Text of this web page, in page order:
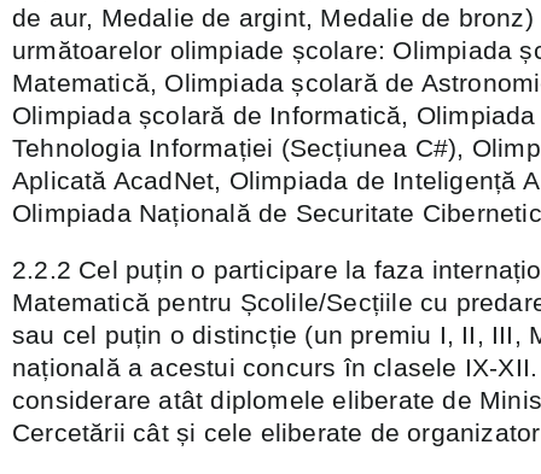
de aur, Medalie de argint, Medalie de
următoarelor olimpiade școlare: Olimpiada
Matematică, Olimpiada școlară de
Olimpiada școlară de Informatică,
Tehnologia Informației (Secțiunea C#),
Aplicată AcadNet, Olimpiada de Inteligență
Olimpiada Națională de Securitate
2.2.2 Cel puțin o participare la faza
Matematică pentru Școlile/Secțiile cu
sau cel puțin o distincție (un premiu I, II, III,
națională a acestui concurs în clasele IX-
considerare atât diplomele eliberate de
Cercetării cât și cele eliberate de